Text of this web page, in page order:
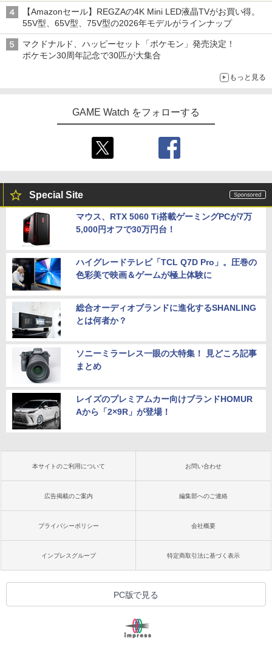
アイスカップに入ったスライムやわたぼう、ベビーサタンなどが
オリジナルアートで登場
【Amazonセール】REGZAの4K Mini LED液晶TVがお買い得。
55V型、65V型、75V型の2026年モデルがラインナップ
マクドナルド、ハッピーセット「ポケモン」発売決定！
ポケモン30周年記念で30匹が大集合
もっと見る
GAME Watch をフォローする
Special Site
マウス、RTX 5060 Ti搭載ゲーミングPCが7万
5,000円オフで30万円台！
ハイグレードテレビ「TCL Q7D Pro」。圧巻の
色彩美で映画＆ゲームが極上体験に
総合オーディオブランドに進化するSHANLING
とは何者か？
ソニーミラーレス一眼の大特集！ 見どころ記事
まとめ
レイズのプレミアムカー向けブランドHOMUR
Aから「2×9R」が登場！
本サイトのご利用について お問い合わせ
広告掲載のご案内 編集部へのご連絡
プライバシーポリシー 会社概要
インプレスグループ 特定商取引法に基づく表示
PC版で見る